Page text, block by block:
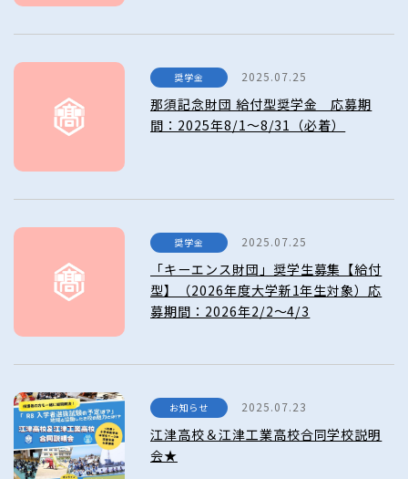
奨学金 2025.07.25
那須記念財団 給付型奨学金 応募期
間：2025年8/1～8/31（必着）
奨学金 2025.07.25
「キーエンス財団」奨学生募集【給付
型】（2026年度大学新1年生対象）応
募期間：2026年2/2～4/3
お知らせ 2025.07.23
江津高校＆江津工業高校合同学校説明
会★